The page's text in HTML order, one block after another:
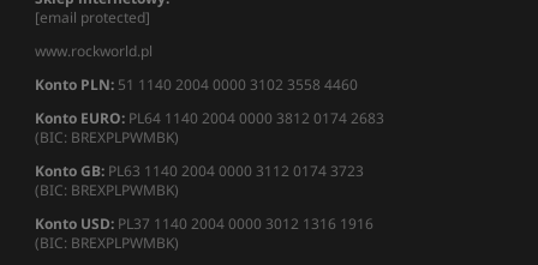
[email protected]
www.rockworld.pl
Konto PLN: 51 1140 2004 0000 3102 3558 4460
Konto EURO: PL64 1140 2004 0000 3812 0174 2683
(BIC: BREXPLPWMBK)
Konto GB: PL63 1140 2004 0000 3112 0174 3723
(BIC: BREXPLPWMBK)
Konto USD: PL37 1140 2004 0000 3012 1316 1916
(BIC: BREXPLPWMBK)